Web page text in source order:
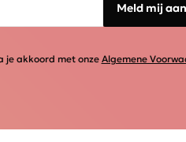
Meld mij aan
je akkoord met onzeAlgemene